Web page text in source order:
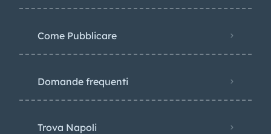
Come Pubblicare
Domande frequenti
Trova Napoli